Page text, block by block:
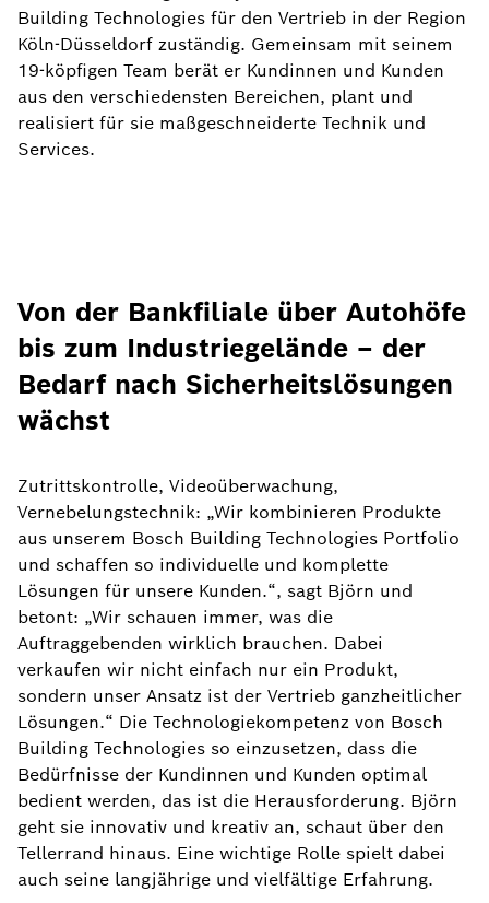
Building Technologies für den Vertrieb in der Region
Köln-Düsseldorf zuständig. Gemeinsam mit seinem
19-köpfigen Team berät er Kundinnen und Kunden
aus den verschiedensten Bereichen, plant und
realisiert für sie maßgeschneiderte Technik und
Services.
Von der Bankfiliale über Autohöfe
bis zum Industriegelände – der
Bedarf nach Sicherheitslösungen
wächst
Zutrittskontrolle, Videoüberwachung,
Vernebelungstechnik: „Wir kombinieren Produkte
aus unserem Bosch Building Technologies Portfolio
und schaffen so individuelle und komplette
Lösungen für unsere Kunden.“, sagt Björn und
betont: „Wir schauen immer, was die
Auftraggebenden wirklich brauchen. Dabei
verkaufen wir nicht einfach nur ein Produkt,
sondern unser Ansatz ist der Vertrieb ganzheitlicher
Lösungen.“ Die Technologiekompetenz von Bosch
Building Technologies so einzusetzen, dass die
Bedürfnisse der Kundinnen und Kunden optimal
bedient werden, das ist die Herausforderung. Björn
geht sie innovativ und kreativ an, schaut über den
Tellerrand hinaus. Eine wichtige Rolle spielt dabei
auch seine langjährige und vielfältige Erfahrung.